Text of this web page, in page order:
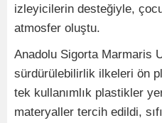
izleyicilerin desteğiyle,
atmosfer oluştu.
Anadolu Sigorta Marmaris
sürdürülebilirlik ilkeleri ön
tek kullanımlık plastikler
materyaller tercih edildi,